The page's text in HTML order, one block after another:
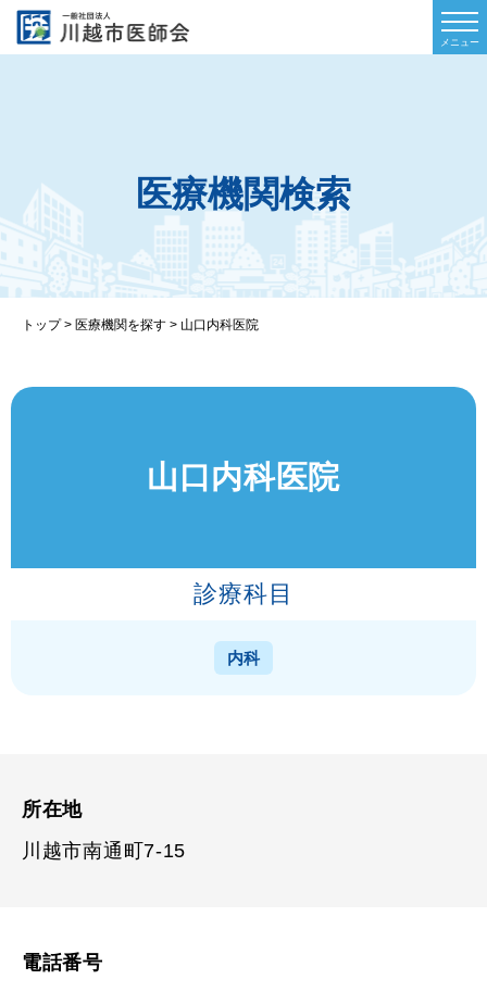
医療機関検索
トップ> 医療機関を探す > 山口内科医院
山口内科医院
診療科目
内科
所在地
川越市南通町7-15
電話番号